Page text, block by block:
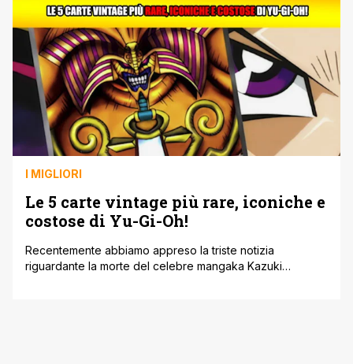
lavoro di Kazuki Takahashi per un tempo così longevo. [']
I MIGLIORI
Le 5 carte vintage più rare, iconiche e
costose di Yu-Gi-Oh!
Recentemente abbiamo appreso la triste notizia
riguardante la morte del celebre mangaka Kazuki